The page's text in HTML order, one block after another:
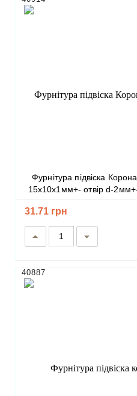
Фурнітура підвіска Корона колір металу бронза р-р
15х10х1мм+- отвір d-
31.71 грн
40887